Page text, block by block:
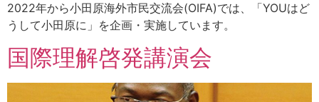
2022年から小田原海外市民交流会(OIFA)では、「YOUはど
うして小田原に」を企画・実施しています。
国際理解啓発講演会